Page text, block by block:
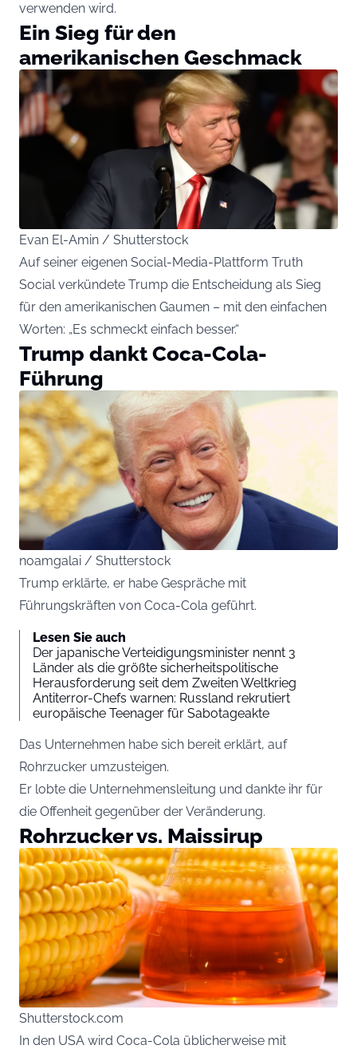
verwenden wird.
Ein Sieg für den
amerikanischen Geschmack
Evan El-Amin / Shutterstock
Auf seiner eigenen Social-Media-Plattform Truth
Social verkündete Trump die Entscheidung als Sieg
für den amerikanischen Gaumen – mit den einfachen
Worten: „Es schmeckt einfach besser.“
Trump dankt Coca-Cola-
Führung
noamgalai / Shutterstock
Trump erklärte, er habe Gespräche mit
Führungskräften von Coca-Cola geführt.
Lesen Sie auch
Der japanische Verteidigungsminister nennt 3
Länder als die größte sicherheitspolitische
Herausforderung seit dem Zweiten Weltkrieg
Antiterror-Chefs warnen: Russland rekrutiert
europäische Teenager für Sabotageakte
Das Unternehmen habe sich bereit erklärt, auf
Rohrzucker umzusteigen.
Er lobte die Unternehmensleitung und dankte ihr für
die Offenheit gegenüber der Veränderung.
Rohrzucker vs. Maissirup
Shutterstock.com
In den USA wird Coca-Cola üblicherweise mit